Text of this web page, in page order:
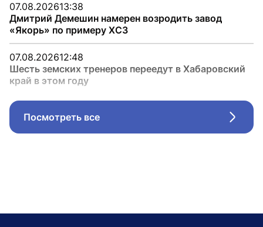
07.08.202613:38
Дмитрий Демешин намерен возродить завод
«Якорь» по примеру ХСЗ
07.08.202612:48
Шесть земских тренеров переедут в Хабаровский
край в этом году
Посмотреть все